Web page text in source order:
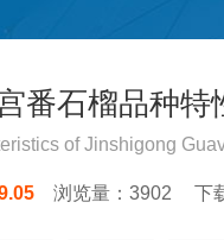
番石榴品种特
of Jinshigong
浏览量：3902 下